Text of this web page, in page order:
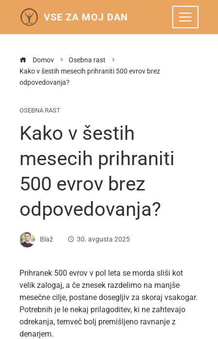
VSE ZA MOJ DAN
Domov
Osebna rast
Kako v šestih mesecih prihraniti 500 evrov brez
odpovedovanja?
OSEBNA RAST
Kako v šestih
mesecih prihraniti
500 evrov brez
odpovedovanja?
Blaž 30. avgusta 2025
Prihranek 500 evrov v pol leta se morda sliši kot
velik zalogaj, a če znesek razdelimo na manjše
mesečne cilje, postane dosegljiv za skoraj vsakogar.
Potrebnih je le nekaj prilagoditev, ki ne zahtevajo
odrekanja, temveč bolj premišljeno ravnanje z
denarjem.